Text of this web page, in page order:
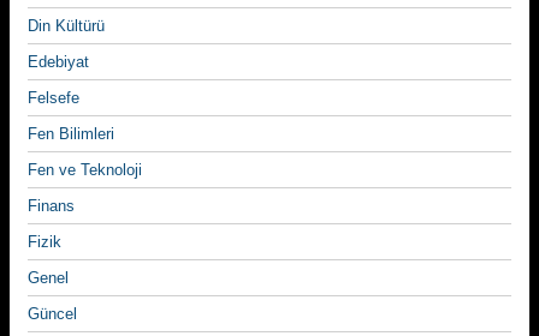
Din Kültürü
Edebiyat
Felsefe
Fen Bilimleri
Fen ve Teknoloji
Finans
Fizik
Genel
Güncel